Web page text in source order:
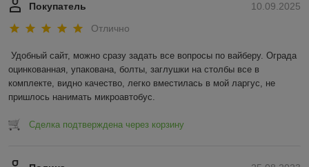
10.09.2025
Покупатель
Отлично
Удобный сайт, можно сразу задать все вопросы по вайберу. Ограда
оцинкованная, упакована, болты, заглушки на столбы все в
комплекте, видно качество, легко вместилась в мой ларгус, не
пришлось нанимать микроавтобус.
Сделка подтверждена через корзину